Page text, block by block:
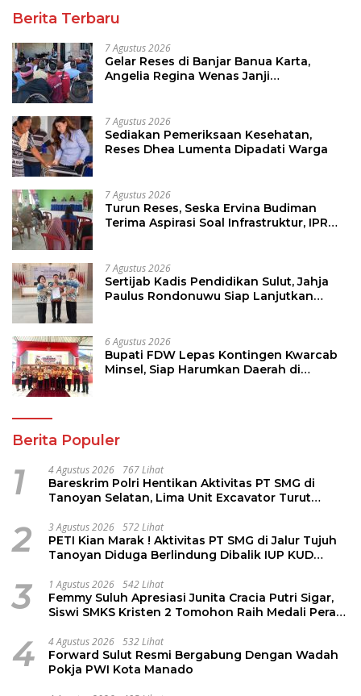
Berita Terbaru
7 Agustus 2026
Gelar Reses di Banjar Banua Karta,
Angelia Regina Wenas Janji
7 Agustus 2026
Sediakan Pemeriksaan Kesehatan,
Reses Dhea Lumenta Dipadati Warga
7 Agustus 2026
Turun Reses, Seska Ervina Budiman
Terima Aspirasi Soal Infrastruktur, IPR
7 Agustus 2026
Sertijab Kadis Pendidikan Sulut, Jahja
Paulus Rondonuwu Siap Lanjutkan
6 Agustus 2026
Bupati FDW Lepas Kontingen Kwarcab
Minsel, Siap Harumkan Daerah di
Berita Populer
1 4 Agustus 2026 767 Lihat
Bareskrim Polri Hentikan Aktivitas PT SMG di
Tanoyan Selatan, Lima Unit Excavator Turut
2 3 Agustus 2026 572 Lihat
PETI Kian Marak ! Aktivitas PT SMG di Jalur Tujuh
Tanoyan Diduga Berlindung Dibalik IUP KUD
3 1 Agustus 2026 542 Lihat
Femmy Suluh Apresiasi Junita Cracia Putri Sigar,
Siswi SMKS Kristen 2 Tomohon Raih Medali Perak
4 4 Agustus 2026 532 Lihat
Forward Sulut Resmi Bergabung Dengan Wadah
Pokja PWI Kota Manado